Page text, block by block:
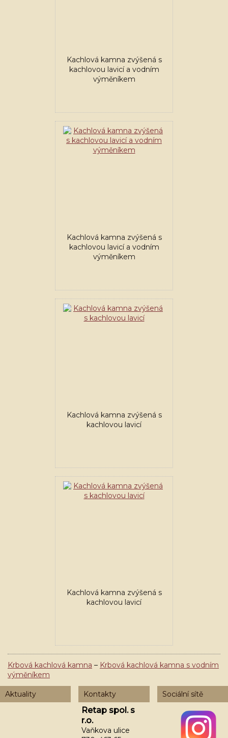
Kachlová kamna zvýšená s
kachlovou lavicí a vodním
výměníkem
Kachlová kamna zvýšená s
kachlovou lavicí a vodním
výměníkem
Kachlová kamna zvýšená s
kachlovou lavicí
Kachlová kamna zvýšená s
kachlovou lavicí
Krbová kachlová kamna
Krbová kachlová kamna s vodním
výměníkem
Aktuality Kontakty
Retap spol. s
r.o.
Vaňkova ulice
Sociální sítě